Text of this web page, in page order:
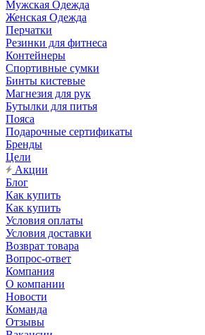
Мужская Одежда
Женская Одежда
Перчатки
Резинки для фитнеса
Контейнеры
Спортивные сумки
Бинты кистевые
Магнезия для рук
Бутылки для питья
Пояса
Подарочные сертификаты
Бренды
Цели
Акции
Блог
Как купить
Как купить
Условия оплаты
Условия доставки
Возврат товара
Вопрос-ответ
Компания
О компании
Новости
Команда
Отзывы